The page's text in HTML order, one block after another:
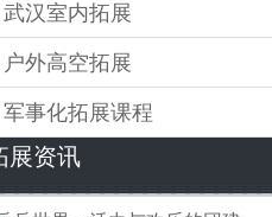
武汉室内拓展
户外高空拓展
军事化拓展课程
展资讯